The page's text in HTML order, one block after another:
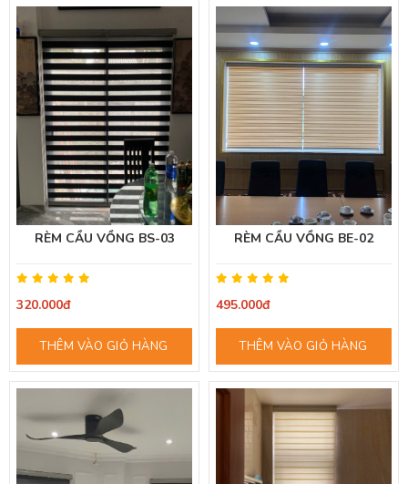
RÈM CẦU VỒNG BS-03
320.000đ
THÊM VÀO GIỎ HÀNG
RÈM CẦU VỒNG BE-02
495.000đ
THÊM VÀO GIỎ HÀNG